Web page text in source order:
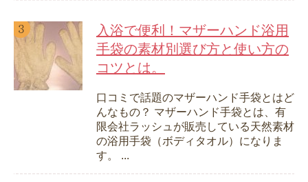
入浴で便利！マザーハンド浴用
手袋の素材別選び方と使い方の
コツとは。
口コミで話題のマザーハンド手袋とはど
んなもの？ マザーハンド手袋とは、有
限会社ラッシュが販売している天然素材
の浴用手袋（ボディタオル）になりま
す。 ...